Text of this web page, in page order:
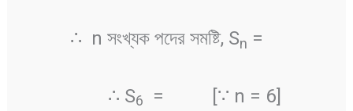
∴ n সংখ্যক পদের সমষ্টি, Sn =
∴ S6 = [∵ n = 6]